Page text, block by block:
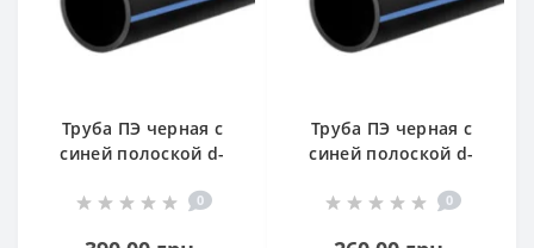
Труба ПЭ черная с
синей полоской d-
0
Труба ПЭ черная с
синей полоской d-
0